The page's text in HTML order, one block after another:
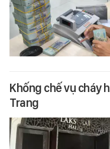
Khống chế vụ cháy
Trang